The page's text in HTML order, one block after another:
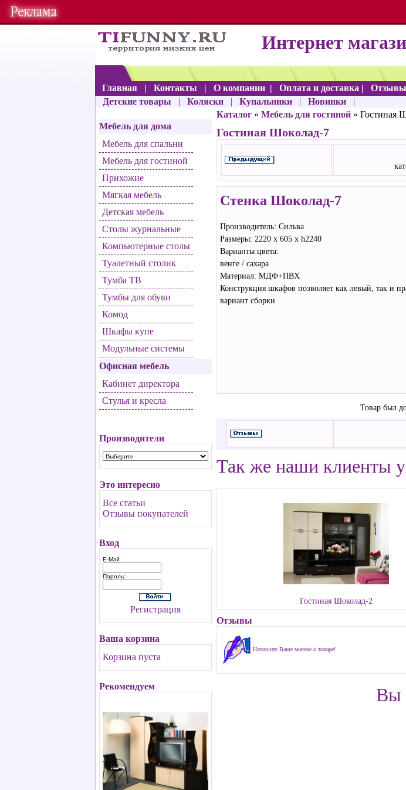
Интернет
Главная
| Контакты | О компании | Оплата и доставка | Отзывы
Детские товары
| Коляски | Купальники | Новинки |
Мебель для дома
Мебель для спальни
Мебель для гостиной
Прихожие
Мягкая мебель
Детская мебель
Столы журнальные
Компьютерные столы
Туалетный столик
Тумба ТВ
Тумбы для обуви
Комод
Шкафы купе
Модульные системы
Офисная мебель
Кабинет директора
Стулья и кресла
Производители
Это интересно
Все статьи
Отзывы покупателей
Вход
E-Mail:
Пароль:
Регистрация
Ваша корзина
Корзина пуста
Рекомендуем
Каталог » Мебель для гостиной » Гостиная
Гостиная Шоколад-7
Стенка Шоколад-7
Производитель: Сильва
Размеры: 2220 x 605 x h2240
Варианты цвета:
венге / сахара
Материал: МДФ+ПВХ
Конструкция шкафов позволяет как левый, так и
вариант сборки
Товар был
Так же наши клиенты
Гостиная Шоколад-2
Отзывы
Напишите Ваше мнение о товаре!
Вы